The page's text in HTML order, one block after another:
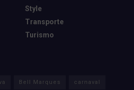
Style
Transporte
Turismo
Bell Marques carnaval